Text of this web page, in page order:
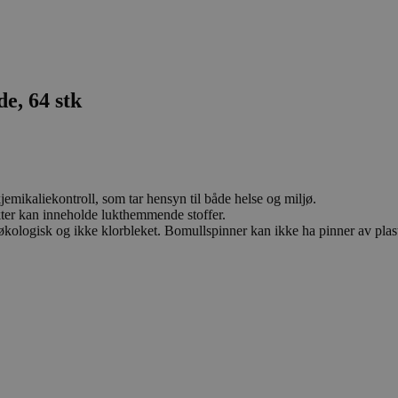
64 stk
som tar hensyn til både helse og miljø.
kan inneholde lukthemmende stoffer.
og ikke klorbleket. Bomullspinner kan ikke ha pinner av